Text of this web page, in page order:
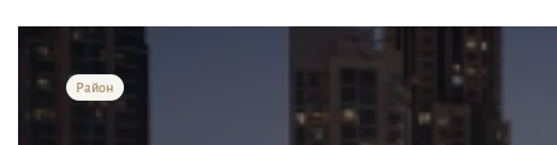
Район